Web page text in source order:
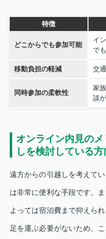
特徴
どこからでも参加可能
イ
で
移動負担の軽減 交
同時参加の柔軟性
家
談
オンライン内見の
しを検討している方
遠方からの引越しを考えて
は非常に便利な手段です。
よっては宿泊費まで抑えら
足を運ぶ必要がないため、